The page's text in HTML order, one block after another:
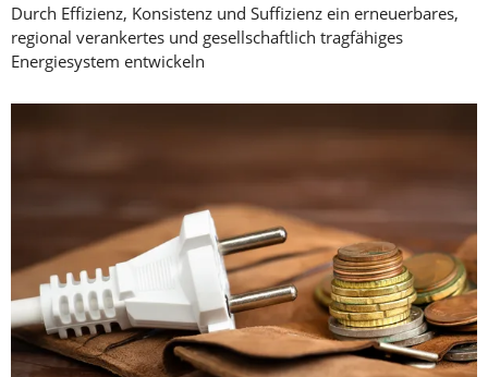
Durch Effizienz, Konsistenz und Suffizienz ein erneuerbares,
regional verankertes und gesellschaftlich tragfähiges
Energiesystem entwickeln